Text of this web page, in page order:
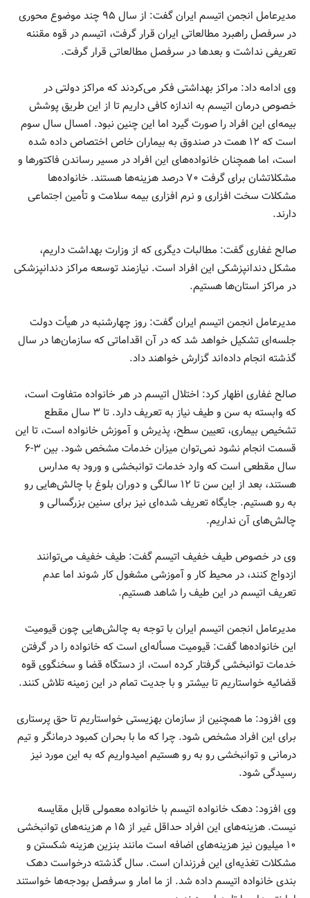
مدیرعامل انجمن اتیسم ایران گفت: از سال ۹۵ چند موضوع محوری
در سرفصل راهبرد مطالعاتی ایران قرار گرفت، اتیسم در قوه مقننه
تعریفی نداشت و بعدها در سرفصل مطالعاتی قرار گرفت.
وی ادامه داد: مراکز بهداشتی فکر می‌کردند که مراکز دولتی در
خصوص درمان اتیسم به اندازه کافی داریم تا از این طریق پوشش
بیمه‌ای این افراد را صورت گیرد اما این چنین نبود. امسال سال سوم
است که ۱۲ همت در صندوق به بیماران خاص اختصاص داده شده
است، اما همچنان خانواده‌های این افراد در مسیر رساندن فاکتورها و
مشکلاتشان برای گرفت ۷۰ درصد هزینه‌ها هستند. خانواده‌ها
مشکلات سخت افزاری و نرم افزاری بیمه سلامت و تأمین اجتماعی
دارند.
صالح غفاری گفت: مطالبات دیگری که از وزارت بهداشت داریم،
مشکل دندانپزشکی این افراد است. نیازمند توسعه مراکز دندانپزشکی
در مراکز استان‌ها هستیم.
مدیرعامل انجمن اتیسم ایران گفت: روز چهارشنبه در هیأت دولت
جلسه‌ای تشکیل خواهد شد که در آن اقداماتی که سازمان‌ها در سال
گذشته انجام داده‌اند گزارش خواهند داد.
صالح غفاری اظهار کرد: اختلال اتیسم در هر خانواده متفاوت است،
که وابسته به سن و طیف نیاز به تعریف دارد. تا ۳ سال مقطع
تشخیص بیماری، تعیین سطح، پذیرش و آموزش خانواده است، تا این
قسمت انجام نشود نمی‌توان میزان خدمات مشخص شود. بین ۳-۶
سال مقطعی است که وارد خدمات توانبخشی و ورود به مدارس
هستند، بعد از این سن تا ۱۲ سالگی و دوران بلوغ با چالش‌هایی رو
به رو هستیم. جایگاه تعریف شده‌ای نیز برای سنین بزرگسالی و
چالش‌های آن نداریم.
وی در خصوص طیف خفیف اتیسم گفت: طیف خفیف می‌توانند
ازدواج کنند، در محیط کار و آموزشی مشغول کار شوند اما عدم
تعریف اتیسم در این طیف را شاهد هستیم.
مدیرعامل انجمن اتیسم ایران با توجه به چالش‌هایی چون قیومیت
این خانواده‌ها گفت: قیومیت مسأله‌ای است که خانواده را در گرفتن
خدمات توانبخشی گرفتار کرده است، از دستگاه قضا و سخنگوی قوه
قضائیه خواستاریم تا بیشتر و با جدیت تمام در این زمینه تلاش کنند.
وی افزود: ما همچنین از سازمان بهزیستی خواستاریم تا حق پرستاری
برای این افراد مشخص شود. چرا که ما با بحران کمبود درمانگر و تیم
درمانی و توانبخشی رو به رو هستیم امیدواریم که به این مورد نیز
رسیدگی شود.
وی افزود: دهک خانواده اتیسم با خانواده معمولی قابل مقایسه
نیست. هزینه‌های این افراد حداقل غیر از ۱۵ م هزینه‌های توانبخشی
۱۰ میلیون نیز هزینه‌های اضافه است مانند بنزین هزینه شکستن و
مشکلات تغذیه‌ای این فرزندان است. سال گذشته درخواست دهک
بندی خانواده اتیسم داده شد. از ما امار و سرفصل بودجه‌ها خواستند